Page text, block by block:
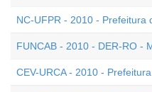
NC-UFPR - 2010 - Prefeitura
FUNCAB - 2010 - DER-RO -
CEV-URCA - 2010 -